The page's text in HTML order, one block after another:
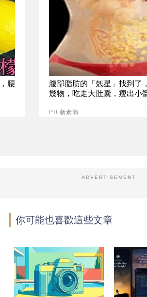
腰
腹部脂肪的「剋星」找到了
幾物，吃走大肚囊，瘦出小
PR 新素簡
ADVERTISEMENT
你可能也喜歡這些文章